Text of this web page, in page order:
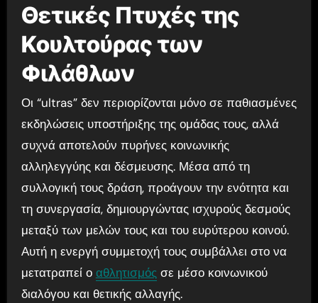
Θετικές Πτυχές της
Κουλτούρας των
Φιλάθλων
Οι “ultras” δεν περιορίζονται μόνο σε παθιασμένες
εκδηλώσεις υποστήριξης της ομάδας τους, αλλά
συχνά αποτελούν πυρήνες κοινωνικής
αλληλεγγύης και δέσμευσης. Μέσα από τη
συλλογική τους δράση, προάγουν την ενότητα και
τη συνεργασία, δημιουργώντας ισχυρούς δεσμούς
μεταξύ των μελών τους και του ευρύτερου κοινού.
Αυτή η ενεργή συμμετοχή τους συμβάλλει στο να
μετατραπεί ο αθλητισμόςσε μέσο κοινωνικού
διαλόγου και θετικής αλλαγής.